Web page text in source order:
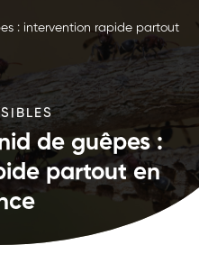
: intervention rapide partout
de guêpes :
partout en